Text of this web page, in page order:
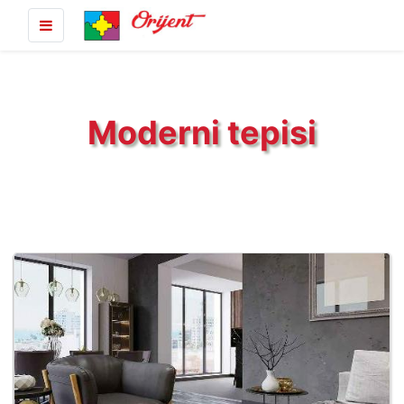
Moderni tepisi